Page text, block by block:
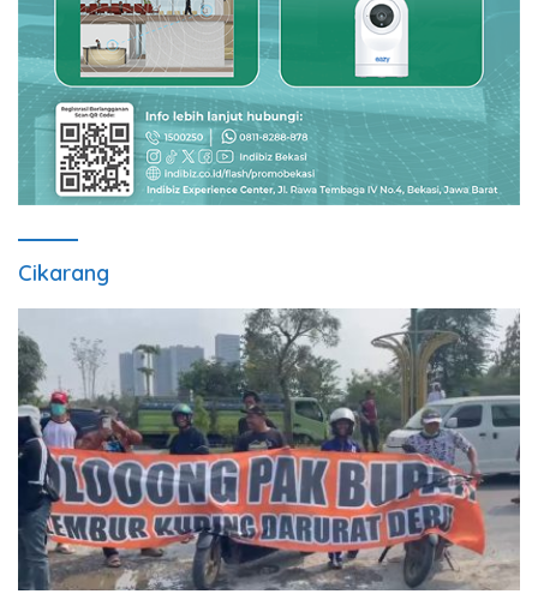
Cikarang